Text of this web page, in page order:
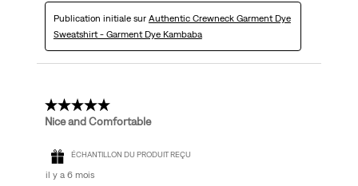
Publication initiale sur Authentic Crewneck Garment Dye
Sweatshirt - Garment Dye Kambaba
5 étoile(s) sur 5.
Nice and Comfortable
ÉCHANTILLON DU PRODUIT REÇU
il y a 6 mois